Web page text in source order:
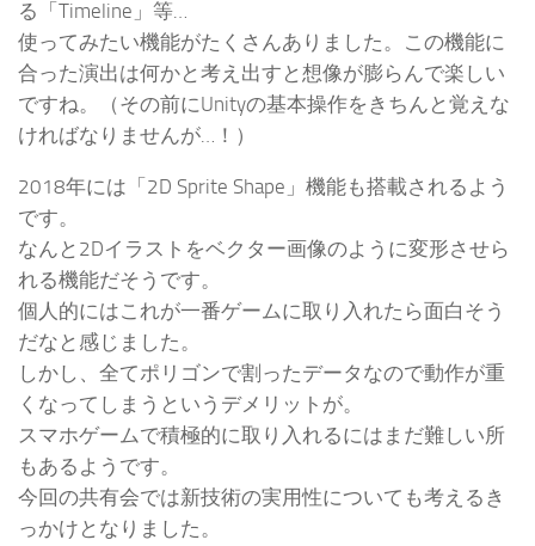
る「Timeline」等…
使ってみたい機能がたくさんありました。この機能に
合った演出は何かと考え出すと想像が膨らんで楽しい
ですね。（その前にUnityの基本操作をきちんと覚えな
ければなりませんが…！）
2018年には「2D Sprite Shape」機能も搭載されるよう
です。
なんと2Dイラストをベクター画像のように変形させら
れる機能だそうです。
個人的にはこれが一番ゲームに取り入れたら面白そう
だなと感じました。
しかし、全てポリゴンで割ったデータなので動作が重
くなってしまうというデメリットが。
スマホゲームで積極的に取り入れるにはまだ難しい所
もあるようです。
今回の共有会では新技術の実用性についても考えるき
っかけとなりました。